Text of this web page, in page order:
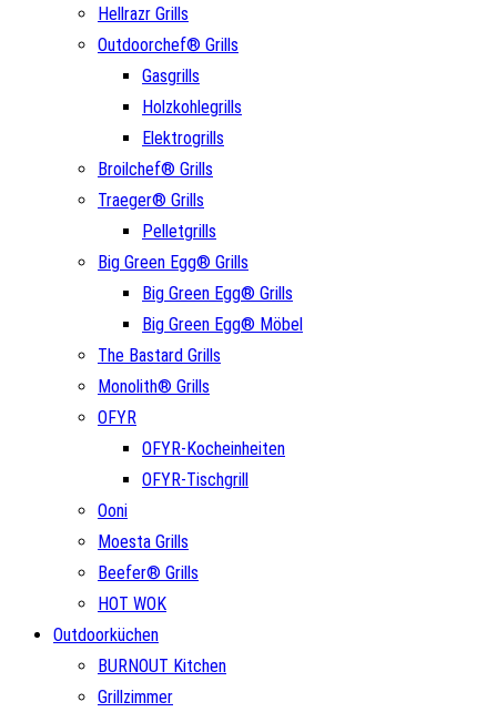
Hellrazr Grills
Outdoorchef® Grills
Gasgrills
Holzkohlegrills
Elektrogrills
Broilchef® Grills
Traeger® Grills
Pelletgrills
Big Green Egg® Grills
Big Green Egg® Grills
Big Green Egg® Möbel
The Bastard Grills
Monolith® Grills
OFYR
OFYR-Kocheinheiten
OFYR-Tischgrill
Ooni
Moesta Grills
Beefer® Grills
HOT WOK
Outdoorküchen
BURNOUT Kitchen
Grillzimmer